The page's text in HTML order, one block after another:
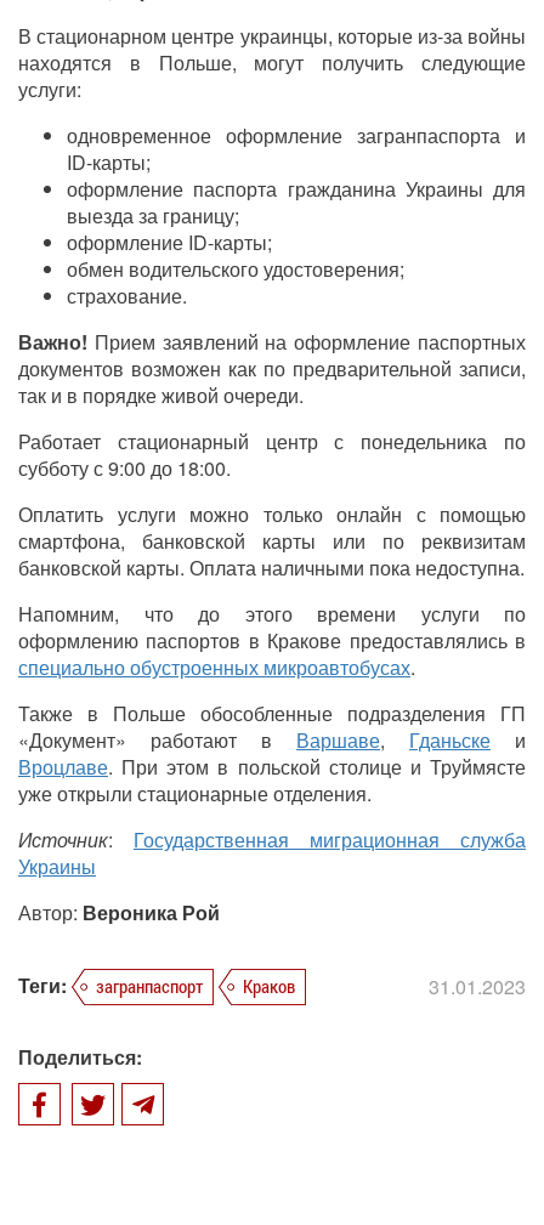
В стационарном центре украинцы, которые из-за войны
находятся в Польше, могут получить следующие
услуги:
одновременное оформление загранпаспорта и
ID-карты;
оформление паспорта гражданина Украины для
выезда за границу;
оформление ID-карты;
обмен водительского удостоверения;
страхование.
Важно! Прием заявлений на оформление паспортных
документов возможен как по предварительной записи,
так и в порядке живой очереди.
Работает стационарный центр с понедельника по
субботу с 9:00 до 18:00.
Оплатить услуги можно только онлайн с помощью
смартфона, банковской карты или по реквизитам
банковской карты. Оплата наличными пока недоступна.
Напомним, что до этого времени услуги по
оформлению паспортов в Кракове предоставлялись в
специально обустроенных микроавтобусах.
Также в Польше обособленные подразделения ГП
«Документ» работают в Варшаве, Гданьске и
Вроцлаве. При этом в польской столице и Труймясте
уже открыли стационарные отделения.
Источник: Государственная миграционная служба
Украины
Автор: Вероника Рой
Теги: загранпаспорт Краков 31.01.2023
Поделиться: